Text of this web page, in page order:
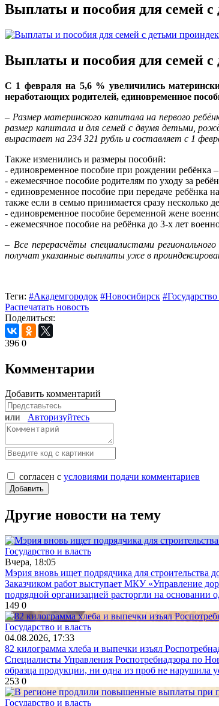
Выплаты и пособия для семей с
Выплаты и пособия для семей с
С 1 февраля на 5,6 % увеличились
неработающих родителей, единовременное
– Размер материнского капитала на первого
размер капитала и для семей с двумя детьми,
вырастает на 234 321 рубль и составляет с 1
Также изменились и размеры пособий:
- единовременное пособие при рождении ребёнка
- ежемесячное пособие родителям по уходу за
- единовременное пособие при передаче ребёнка
также если в семью принимается сразу несколько
- единовременное пособие беременной жене
- ежемесячное пособие на ребёнка до 3-х лет
– Все перерасчёты специалистами
получат указанные выплаты уже в
Теги: #Академгородок #Новосибирск
Распечатать новость
Поделиться:
396 0
Комментарии
Добавить комментарий
или Авторизуйтесь
согласен с условиями подачи комментариев
Другие новости на тему
Государство и власть
Вчера, 18:05
Мэрия вновь ищет подрядчика для строительства
Заказчиком работ выступает МКУ «Управление
подрядной организацией расторгли на основании
149 0
Государство и власть
04.08.2026, 17:33
82 килограмма хлеба и выпечки изъял
Специалисты Управления Роспотребнадзора по
образца продукции, ни одна из проб не нарушила
253 0
Государство и власть